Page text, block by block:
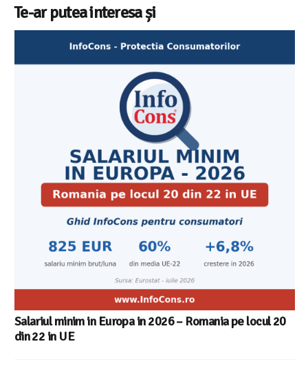
Te-ar putea interesa și
Salariul minim in Europa in 2026 – Romania pe locul 20
din 22 in UE